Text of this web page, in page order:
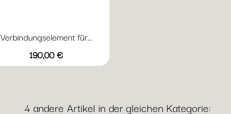
Verbindungselement für...
Preis
190,00 €
Vorschau
AbyssblauAcapulcoblau
Anthrazit
Chili Gewittergrau
4 andere Artikel in der gleichen Kategorie: